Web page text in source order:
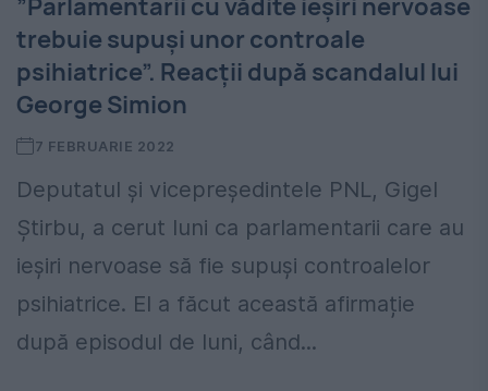
”Parlamentarii cu vădite ieșiri nervoase
trebuie supuși unor controale
psihiatrice”. Reacții după scandalul lui
George Simion
7 FEBRUARIE 2022
Deputatul și vicepreședintele PNL, Gigel
Știrbu, a cerut luni ca parlamentarii care au
ieșiri nervoase să fie supuși controalelor
psihiatrice. El a făcut această afirmație
după episodul de luni, când...